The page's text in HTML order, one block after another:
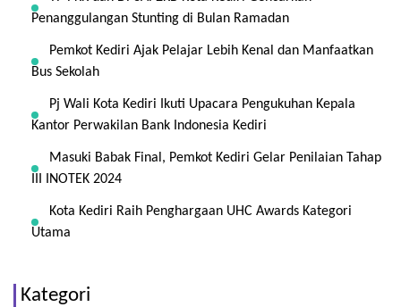
Penanggulangan Stunting di Bulan Ramadan
Pemkot Kediri Ajak Pelajar Lebih Kenal dan Manfaatkan
Bus Sekolah
Pj Wali Kota Kediri Ikuti Upacara Pengukuhan Kepala
Kantor Perwakilan Bank Indonesia Kediri
Masuki Babak Final, Pemkot Kediri Gelar Penilaian Tahap
III INOTEK 2024
Kota Kediri Raih Penghargaan UHC Awards Kategori
Utama
Kategori